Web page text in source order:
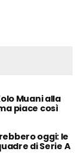
Muani alla
piace così
oggi: le
di Serie A